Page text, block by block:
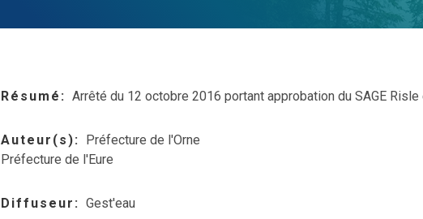
Résumé Arrêté du 12 octobre 2016 portant approbation du SAGE Risle
Auteur(s)
Préfecture de l'Orne
Préfecture de l'Eure
Diffuseur Gest'eau